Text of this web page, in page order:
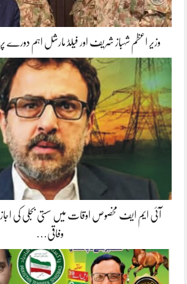
وزیر اعظم شہباز شریف اور فیلڈ مارشل اہم دورے
آئی ایم ایف مخصوص اوقات میں سستی بجلی کی
وفاقی…